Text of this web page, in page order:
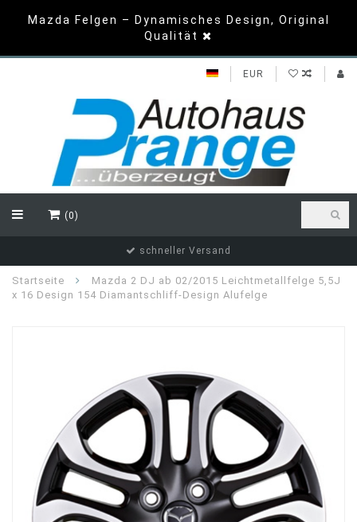
Mazda Felgen – Dynamisches Design, Original
Qualität
EUR
(0)
schneller Versand
Startseite
Mazda 2 DJ ab 02/2015 Leichtmetallfelge 5,5J
x 16 Design 154 Diamantschliff-Design Alufelge